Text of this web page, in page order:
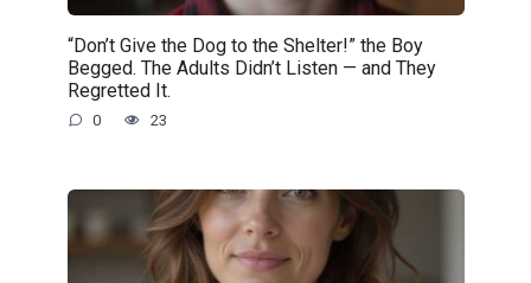
“Don’t Give the Dog to the Shelter!” the Boy
Begged. The Adults Didn’t Listen — and They
Regretted It.
0 23